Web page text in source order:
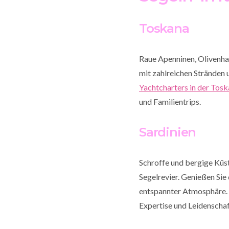
Toskana
Raue Apenninen,
mit zahlreichen Stränden
Yachtcharters in der
und Familientrips.
Sardinien
Schroffe und bergige
Segelrevier. Genießen
entspannter
Expertise und